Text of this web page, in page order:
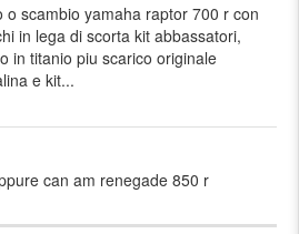
o scambio yamaha raptor 700 r con
in lega di scorta kit abbassatori,
in titanio piu scarico originale
e kit...
can am renegade 850 r